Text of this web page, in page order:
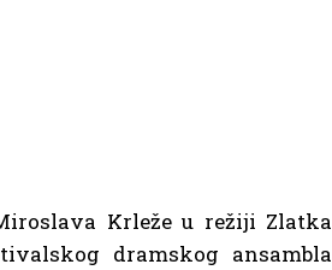
Krleže u režiji Zlatka
dramskog ansambla